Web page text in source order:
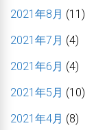
2021年8月 (11)
2021年7月 (4)
2021年6月 (4)
2021年5月 (10)
2021年4月 (8)